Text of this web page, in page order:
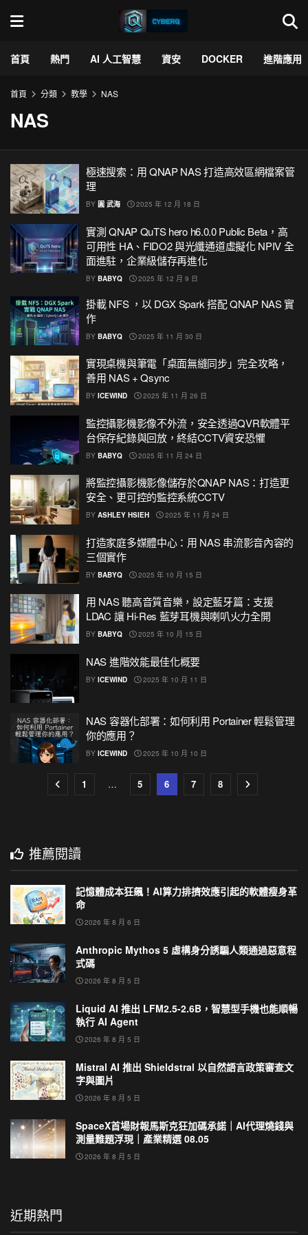
首頁 熱門 AI 人工智慧 資安 DOCKER 進階應用
首頁 分類 教學 NAS
NAS
極速搜索：用 QNAP NAS 打造高效區網檔案管
理
BY 圓 武海 2025 年 12 月 18 日
實測 QNAP QuTS hero h6.0.0 Public Beta，高
可用性 HA、FIDO2 與光纖通道虛擬化 NPIV 全
面進駐，企業級儲存再進化
BY BABYQ 2025 年 12 月 9 日
掛載 NFS ，以 DGX Spark 搭配 QNAP NAS 實
作
BY BABYQ 2025 年 11 月 30 日
實現桌機與筆電「桌面無縫同步」完全攻略，
善用 NAS + Qsync
BY ICEWIND 2025 年 11 月 26 日
監控攝影機影像不外流，安全透過QVR軟體平
台保存紀錄與回放，終結CCTV資安恐懼
BY BABYQ 2025 年 11 月 24 日
將監控攝影機影像儲存於QNAP NAS：打造更
安全、更可控的監控系統CCTV
BY ASHLEY HSIEH 2025 年 11 月 24 日
打造家庭多媒體中心：用 NAS 串流影音內容的
三個實作
BY BABYQ 2025 年 10 月 15 日
用 NAS 聽高音質音樂，設定藍牙篇：支援
LDAC 讓 Hi-Res 藍芽耳機與喇叭火力全開
BY BABYQ 2025 年 10 月 15 日
NAS 進階效能最佳化概要
BY ICEWIND 2025 年 10 月 11 日
NAS 容器化部署：如何利用 Portainer 輕鬆管理
你的應用？
BY ICEWIND 2025 年 10 月 10 日
1 … 5 6 7 8
推薦閱讀
記憶體成本狂飆！AI算力排擠效應引起的軟體瘦身革
命
2026 年 8 月 6 日
Anthropic Mythos 5 虛構身分誘騙人類通過惡意程
式碼
2026 年 8 月 5 日
Liquid AI 推出 LFM2.5-2.6B，智慧型手機也能順暢
執行 AI Agent
2026 年 8 月 5 日
Mistral AI 推出 Shieldstral 以自然語言政策審查文
字與圖片
2026 年 8 月 5 日
SpaceX首場財報馬斯克狂加碼承諾｜AI代理燒錢與
測量難題浮現｜產業精選 08.05
2026 年 8 月 5 日
近期熱門